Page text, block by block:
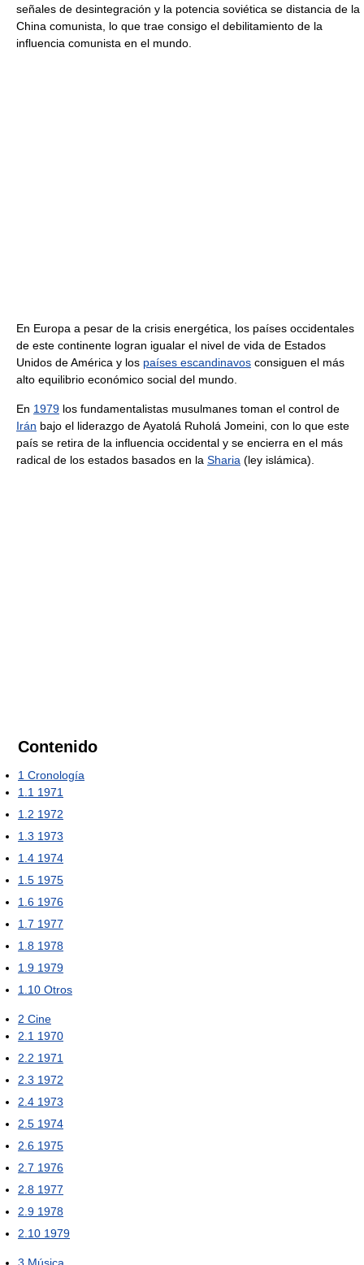
señales de desintegración y la potencia soviética se distancia de la
China comunista, lo que trae consigo el debilitamiento de la
influencia comunista en el mundo.
En Europa a pesar de la crisis energética, los países occidentales
de este continente logran igualar el nivel de vida de Estados
Unidos de América y los países escandinavos consiguen el más
alto equilibrio económico social del mundo.
En 1979 los fundamentalistas musulmanes toman el control de
Irán bajo el liderazgo de Ayatolá Ruholá Jomeini, con lo que este
país se retira de la influencia occidental y se encierra en el más
radical de los estados basados en la Sharia (ley islámica).
Contenido
1 Cronología
1.1 1971
1.2 1972
1.3 1973
1.4 1974
1.5 1975
1.6 1976
1.7 1977
1.8 1978
1.9 1979
1.10 Otros
2 Cine
2.1 1970
2.2 1971
2.3 1972
2.4 1973
2.5 1974
2.6 1975
2.7 1976
2.8 1977
2.9 1978
2.10 1979